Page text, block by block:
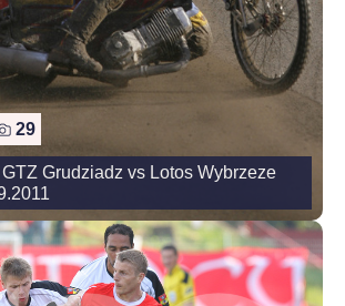
29
Grudziadz vs Lotos Wybrzeze